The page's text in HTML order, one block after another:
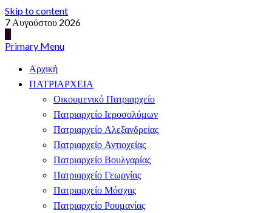
Skip to content
7 Αυγούστου 2026
Primary Menu
Αρχική
ΠΑΤΡΙΑΡΧΕΙΑ
Οικουμενικό Πατριαρχείο
Πατριαρχείο Ιεροσολύμων
Πατριαρχείο Αλεξανδρείας
Πατριαρχείο Αντιοχείας
Πατριαρχείο Βουλγαρίας
Πατριαρχείο Γεωργίας
Πατριαρχείο Μόσχας
Πατριαρχείο Ρουμανίας